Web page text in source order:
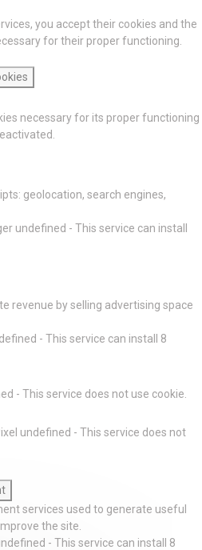
you accept their cookies and the
for their proper functioning.
necessary for its proper functioning
geolocation, search engines,
undefined - This service can install
revenue by selling advertising space
- This service can install 8
- This service does not use cookie.
undefined - This service does not
services used to generate useful
the site.
- This service can install 8